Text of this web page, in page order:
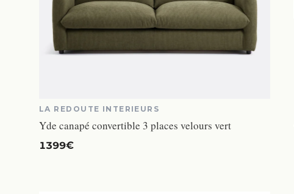
LA REDOUTE INTERIEURS
Yde canapé convertible 3 places velours vert
1399€